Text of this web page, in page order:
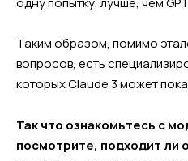
Таким образом, помимо
вопросов, есть
которых Claude 3 может
Так что ознакомьтесь с
посмотрите, подходит ли